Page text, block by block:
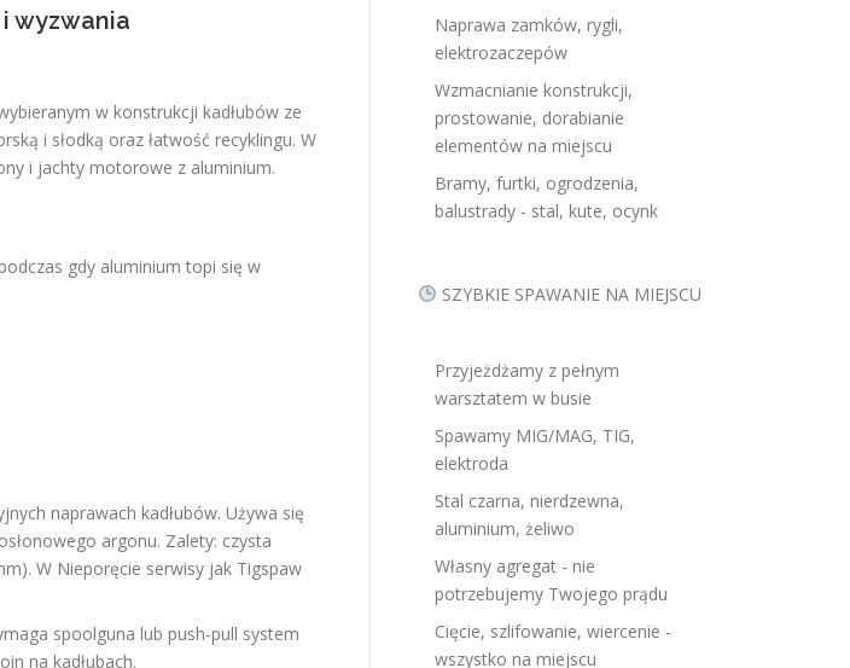
wyzwania
w konstrukcji kadłubów ze
i słodką oraz łatwość recyklingu. W
i jachty motorowe z aluminium.
gdy aluminium topi się w
naprawach kadłubów. Używa się
argonu. Zalety: czysta
W Nieporęcie serwisy jak Tigspaw
spoolguna lub push-pull system
na kadłubach.
Naprawa zamków, rygli,
elektrozaczepów
Wzmacnianie konstrukcji,
prostowanie, dorabianie
elementów na miejscu
Bramy, furtki, ogrodzenia,
balustrady - stal, kute, ocynk
SZYBKIE SPAWANIE NA MIEJSCU
Przyjeżdżamy z pełnym
warsztatem w busie
Spawamy MIG/MAG, TIG,
elektroda
Stal czarna, nierdzewna,
aluminium, żeliwo
Własny agregat - nie
potrzebujemy Twojego prądu
Cięcie, szlifowanie, wiercenie -
wszystko na miejscu